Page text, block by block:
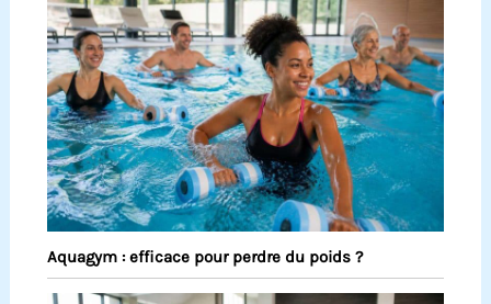
Aquagym : efficace pour perdre du poids ?